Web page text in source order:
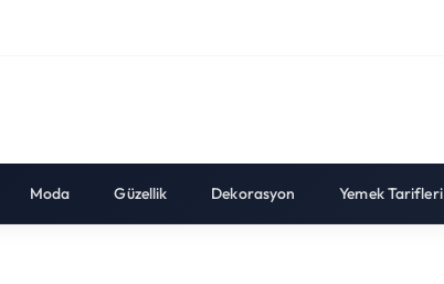
Moda Güzellik Dekorasyon Yemek Tarifleri